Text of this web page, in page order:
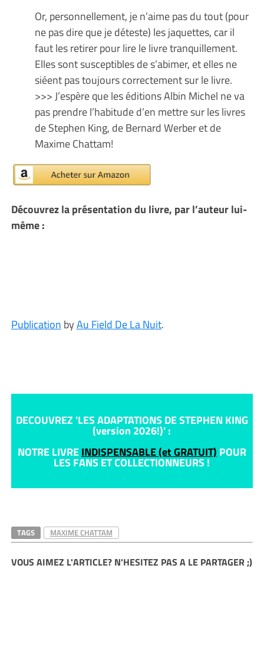
Or, personnellement, je n’aime pas du tout (pour
ne pas dire que je déteste) les jaquettes, car il
faut les retirer pour lire le livre tranquillement.
Elles sont susceptibles de s’abimer, et elles ne
siéent pas toujours correctement sur le livre.
>>> J’espère que les éditions Albin Michel ne va
pas prendre l’habitude d’en mettre sur les livres
de Stephen King, de Bernard Werber et de
Maxime Chattam!
Découvrez la présentation du livre, par l’auteur lui-
même :
Publication byAu Field De La Nuit.
DECOUVREZ 'LES ADAPTATIONS DE STEPHEN KING
(version 2026!)' :
NOTRE LIVREINDISPENSABLE (et GRATUIT) POUR
LES FANS ET COLLECTIONNEURS !
TAGS MAXIME CHATTAM
VOUS AIMEZ L'ARTICLE? N'HESITEZ PAS A LE PARTAGER ;)